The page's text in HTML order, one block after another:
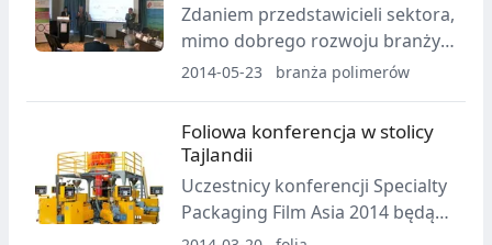
Zdaniem przedstawicieli sektora,
mimo dobrego rozwoju branży
wciąż wiele kwestii wymaga
2014-05-23 branża polimerów
Foliowa konferencja w stolicy
Tajlandii
Uczestnicy konferencji Specialty
Packaging Film Asia 2014 będą
mieli okazję obejrzeć m.in.